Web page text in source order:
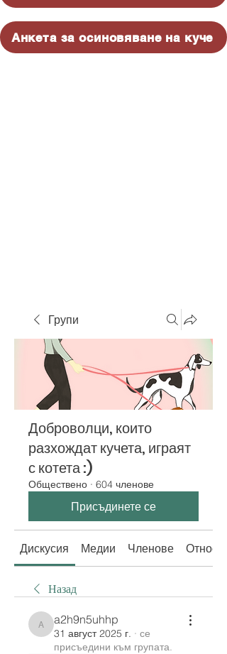
Анкета за осиновяване на куче
Групи
Доброволци, които
разхождат кучета, играят
с котета :)
Обществено · 604 членове
Присъдинете се
Дискусия Медии Членове Относно
Назад
a2h9n5uhhp
a2h9n5uhhp
31 август 2025 г. · се
присъедини към групата.